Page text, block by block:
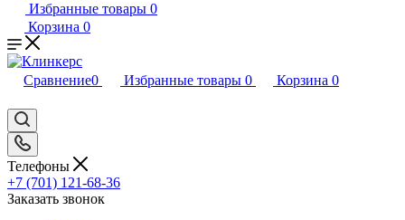
Избранные товары 0
Корзина 0
Сравнение0 Избранные товары 0 Корзина 0
Телефоны
+7 (701) 121-68-36
Заказать звонок